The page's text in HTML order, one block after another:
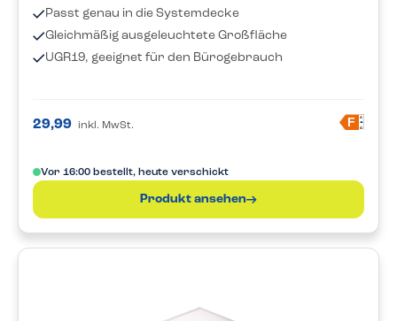
Passt genau in die Systemdecke
Gleichmäßig ausgeleuchtete Großfläche
UGR19, geeignet für den Bürogebrauch
29,99 inkl. MwSt. F A
G
Vor 16:00 bestellt, heute verschickt
Produkt ansehen